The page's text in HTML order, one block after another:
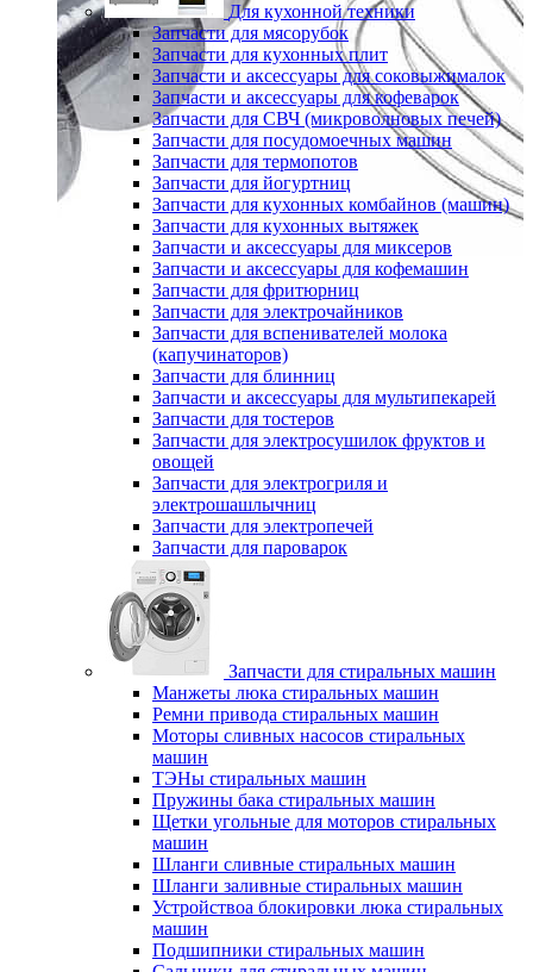
Для кухонной техники
Запчасти для мясорубок
Запчасти для кухонных плит
Запчасти и аксессуары для соковыжималок
Запчасти и аксессуары для кофеварок
Запчасти для СВЧ (микроволновых печей)
Запчасти для посудомоечных машин
Запчасти для термопотов
Запчасти для йогуртниц
Запчасти для кухонных комбайнов (машин)
Запчасти для кухонных вытяжек
Запчасти и аксессуары для миксеров
Запчасти и аксессуары для кофемашин
Запчасти для фритюрниц
Запчасти для электрочайников
Запчасти для вспенивателей молока
(капучинаторов)
Запчасти для блинниц
Запчасти и аксессуары для мультипекарей
Запчасти для тостеров
Запчасти для электросушилок фруктов и
овощей
Запчасти для электрогриля и
электрошашлычниц
Запчасти для электропечей
Запчасти для пароварок
Запчасти для стиральных машин
Манжеты люка стиральных машин
Ремни привода стиральных машин
Моторы сливных насосов стиральных
машин
ТЭНы стиральных машин
Пружины бака стиральных машин
Щетки угольные для моторов стиральных
машин
Шланги сливные стиральных машин
Шланги заливные стиральных машин
Устройствоа блокировки люка стиральных
машин
Подшипники стиральных машин